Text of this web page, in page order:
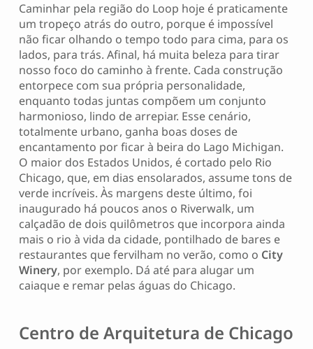
Caminhar pela região do Loop hoje é praticamente
um tropeço atrás do outro, porque é impossível
não ficar olhando o tempo todo para cima, para os
lados, para trás. Afinal, há muita beleza para tirar
nosso foco do caminho à frente. Cada construção
entorpece com sua própria personalidade,
enquanto todas juntas compõem um conjunto
harmonioso, lindo de arrepiar. Esse cenário,
totalmente urbano, ganha boas doses de
encantamento por ficar à beira do Lago Michigan.
O maior dos Estados Unidos, é cortado pelo Rio
Chicago, que, em dias ensolarados, assume tons de
verde incríveis. Às margens deste último, foi
inaugurado há poucos anos o Riverwalk, um
calçadão de dois quilômetros que incorpora ainda
mais o rio à vida da cidade, pontilhado de bares e
restaurantes que fervilham no verão, como o City
Winery, por exemplo. Dá até para alugar um
caiaque e remar pelas águas do Chicago.
Centro de Arquitetura de Chicago